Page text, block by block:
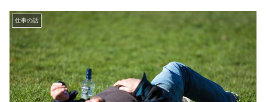
仕事の話